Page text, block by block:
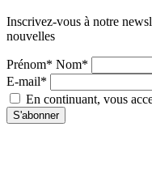
Inscrivez-vous à notre
nouvelles
Prénom* Nom*
E-mail*
En continuant, vous